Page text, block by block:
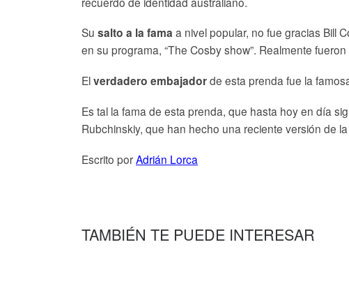
Su salto a la fama a nivel popular, no fue gracias Bill
en su programa, “The Cosby show”. Realmente
Elverdadero embajadorde esta prenda fue la
Es tal la fama de esta prenda, que hasta hoy en día
Rubchinskiy, que han hecho una reciente versión de
Escrito porAdrián Lorca
TAMBIÉN TE PUEDE INTERESAR